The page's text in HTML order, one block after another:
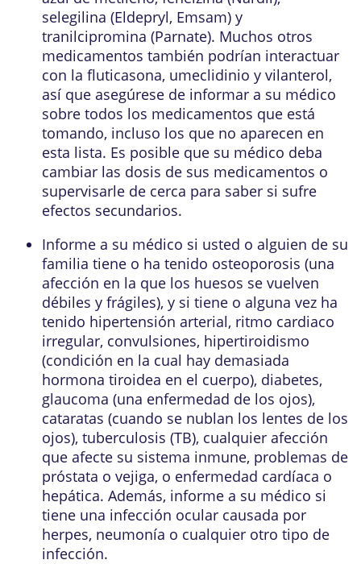
selegilina (Eldepryl, Emsam) y
tranilcipromina (Parnate). Muchos otros
medicamentos también podrían interactuar
con la fluticasona, umeclidinio y vilanterol,
así que asegúrese de informar a su médico
sobre todos los medicamentos que está
tomando, incluso los que no aparecen en
esta lista. Es posible que su médico deba
cambiar las dosis de sus medicamentos o
supervisarle de cerca para saber si sufre
efectos secundarios.
Informe a su médico si usted o alguien de su
familia tiene o ha tenido osteoporosis (una
afección en la que los huesos se vuelven
débiles y frágiles), y si tiene o alguna vez ha
tenido hipertensión arterial, ritmo cardiaco
irregular, convulsiones, hipertiroidismo
(condición en la cual hay demasiada
hormona tiroidea en el cuerpo), diabetes,
glaucoma (una enfermedad de los ojos),
cataratas (cuando se nublan los lentes de los
ojos), tuberculosis (TB), cualquier afección
que afecte su sistema inmune, problemas de
próstata o vejiga, o enfermedad cardíaca o
hepática. Además, informe a su médico si
tiene una infección ocular causada por
herpes, neumonía o cualquier otro tipo de
infección.